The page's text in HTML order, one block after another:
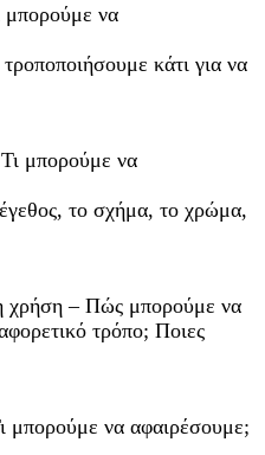
να
κάτι για να
μπορούμε να
το σχήμα, το χρώμα,
χρήση – Πώς μπορούμε να
τρόπο; Ποιες
μπορούμε να αφαιρέσουμε;